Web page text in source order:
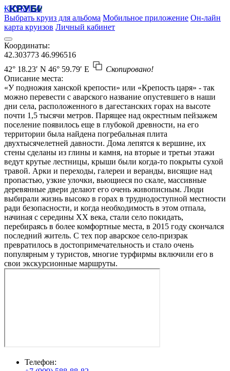
КРУБИСС
Выбрать круиз для альбома Мобильное приложение Он-лайн
карта круизов Личный кабинет
Координаты:
42.303773 46.996516
42° 18.23′ N 46° 59.79′ E
Скопировано!
Описание места:
«У подножия ханской крепости» или «Крепость царя» - так
можно перевести с аварского название опустевшего в наши
дни села, расположенного в дагестанских горах на высоте
почти 1,5 тысячи метров. Парящее над окрестным пейзажем
поселение появилось еще в глубокой древности, на его
территории была найдена погребальная плита
двухтысячелетней давности. Дома лепятся к вершине, их
стены сделаны из глины и камня, на вторые и третьи этажи
ведут крутые лестницы, крыши были когда-то покрыты сухой
травой. Арки и переходы, галереи и веранды, висящие над
пропастью, узкие улочки, вьющиеся по скале, массивные
деревянные двери делают его очень живописным. Люди
выбирали жизнь высоко в горах в труднодоступной местности
ради безопасности, и когда необходимость в этом отпала,
начиная с середины ХХ века, стали село покидать,
перебираясь в более комфортные места, в 2015 году скончался
последний житель. С тех пор аварское село-призрак
превратилось в достопримечательность и стало очень
популярным у туристов, многие турфирмы включили его в
свои экскурсионные маршруты.
Телефон: